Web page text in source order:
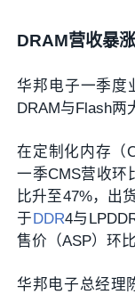
DRAM营收暴
华邦电子一季度
DRAM与Flash两
在定制化内存（
一季CMS营收环
比升至47%，出
于DDR4与
售价（ASP）环
华邦电子总经理